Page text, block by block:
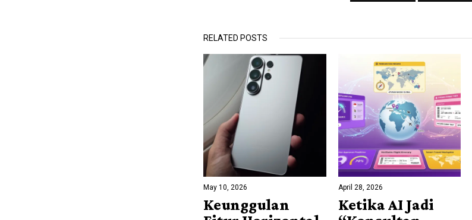
RELATED POSTS
May 10, 2026
Keunggulan
April 28, 2026
Ketika AI Jadi